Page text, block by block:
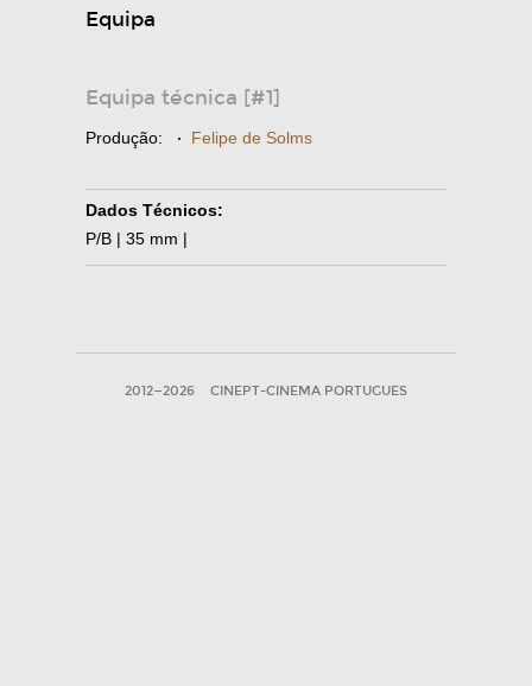
Equipa
Equipa técnica [#1]
Produção: · Felipe de Solms
Dados Técnicos:
P/B | 35 mm |
2012—2026 CINEPT-CINEMA PORTUGUES